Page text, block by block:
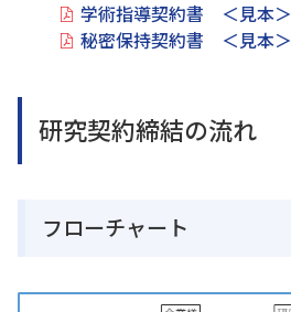
学術指導契約書 ＜見本＞
秘密保持契約書 ＜見本＞
研究契約締結の流れ
フローチャート